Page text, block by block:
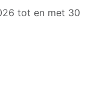
tot en met 30